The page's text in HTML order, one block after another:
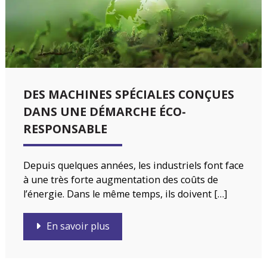
DES MACHINES SPÉCIALES CONÇUES
DANS UNE DÉMARCHE ÉCO-
RESPONSABLE
Depuis quelques années, les industriels font face
à une très forte augmentation des coûts de
l’énergie. Dans le même temps, ils doivent […]
En savoir plus